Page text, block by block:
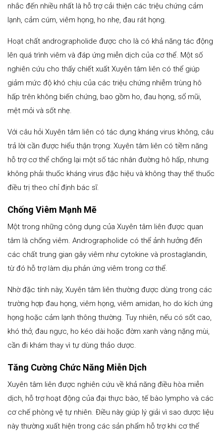
nhắc đến nhiều nhất là hỗ trợ cải thiện các triệu chứng cảm
lạnh, cảm cúm, viêm họng, ho nhẹ, đau rát họng.
Hoạt chất andrographolide được cho là có khả năng tác động
lên quá trình viêm và đáp ứng miễn dịch của cơ thể. Một số
nghiên cứu cho thấy chiết xuất Xuyên tâm liên có thể giúp
giảm mức độ khó chịu của các triệu chứng nhiễm trùng hô
hấp trên không biến chứng, bao gồm ho, đau họng, sổ mũi,
mệt mỏi và sốt nhẹ.
Với câu hỏi Xuyên tâm liên có tác dụng kháng virus không, câu
trả lời cần được hiểu thận trọng: Xuyên tâm liên có tiềm năng
hỗ trợ cơ thể chống lại một số tác nhân đường hô hấp, nhưng
không phải thuốc kháng virus đặc hiệu và không thay thế thuốc
điều trị theo chỉ định bác sĩ.
Chống Viêm Mạnh Mẽ
Một trong những công dụng của Xuyên tâm liên được quan
tâm là chống viêm. Andrographolide có thể ảnh hưởng đến
các chất trung gian gây viêm như cytokine và prostaglandin,
từ đó hỗ trợ làm dịu phản ứng viêm trong cơ thể.
Nhờ đặc tính này, Xuyên tâm liên thường được dùng trong các
trường hợp đau họng, viêm họng, viêm amidan, ho do kích ứng
họng hoặc cảm lạnh thông thường. Tuy nhiên, nếu có sốt cao,
khó thở, đau ngực, ho kéo dài hoặc đờm xanh vàng nặng mùi,
cần đi khám thay vì tự dùng thảo dược.
Tăng Cường Chức Năng Miễn Dịch
Xuyên tâm liên được nghiên cứu về khả năng điều hòa miễn
dịch, hỗ trợ hoạt động của đại thực bào, tế bào lympho và các
cơ chế phòng vệ tự nhiên. Điều này giúp lý giải vì sao dược liệu
này thường xuất hiện trong các sản phẩm hỗ trợ khi cơ thể